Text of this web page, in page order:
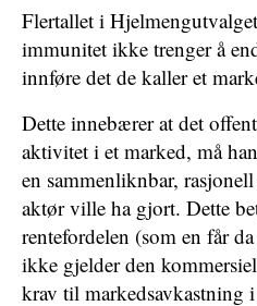
Flertallet i
immunitet ikke trenger å
innføre det de kaller et
Dette innebærer at det
aktivitet i et marked, må
en sammenliknbar,
aktør ville ha gjort. Dette
rentefordelen (som en får
ikke gjelder den
krav til markedsavkastning